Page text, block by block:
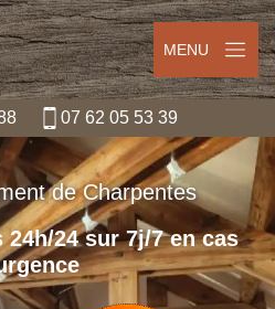
MENU
07 62 05 53 39
de Charpentes
24 sur 7j/7 en cas